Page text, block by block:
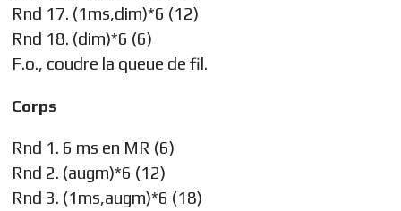
Rnd 17. (1ms,dim)*6 (12)
Rnd 18. (dim)*6 (6)
F.o., coudre la queue de fil.
Corps
Rnd 1. 6 ms en MR (6)
Rnd 2. (augm)*6 (12)
Rnd 3. (1ms,augm)*6 (18)